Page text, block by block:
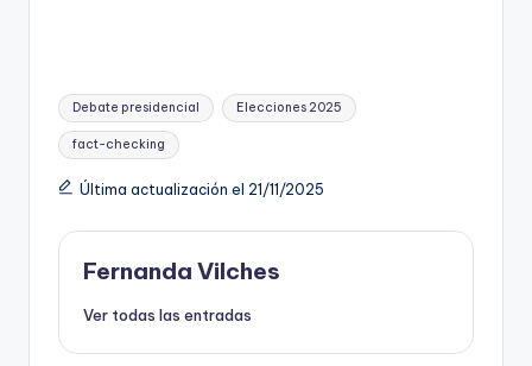
Etiquetas:
Debate presidencial Elecciones 2025
fact-checking
Última actualización el 21/11/2025
Fernanda Vilches
Ver todas las entradas